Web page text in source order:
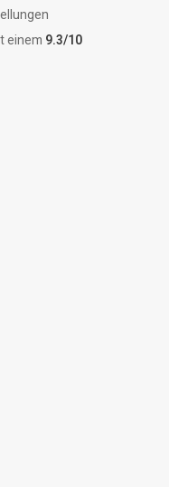
einem 9.3/10